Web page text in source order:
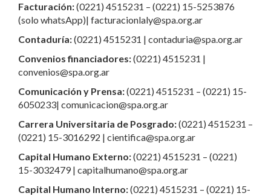
Facturación:(0221) 4515231 – (0221) 15-5253876
(solo whatsApp)| facturacionlaly@spa.org.ar
Contaduría:(0221) 4515231 | contaduria@spa.org.ar
Convenios financiadores:(0221) 4515231 |
convenios@spa.org.ar
Comunicación y Prensa:(0221) 4515231 – (0221) 15-
6050233| comunicacion@spa.org.ar
Carrera Universitaria de Posgrado:(0221) 4515231 –
(0221) 15-3016292 | cientifica@spa.org.ar
Capital Humano Externo:(0221) 4515231 – (0221)
15-3032479 | capitalhumano@spa.org.ar
Capital Humano Interno:(0221) 4515231 – (0221) 15-